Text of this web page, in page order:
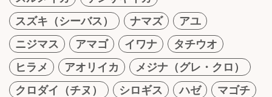
スズキ（シーバス）
ナマズ
アユ
ニジマス
アマゴ イワナ
タチウオ
ヒラメ
アオリイカ
メジナ（グレ・クロ）
クロダイ（チヌ）
シロギス ハゼ
マゴチ